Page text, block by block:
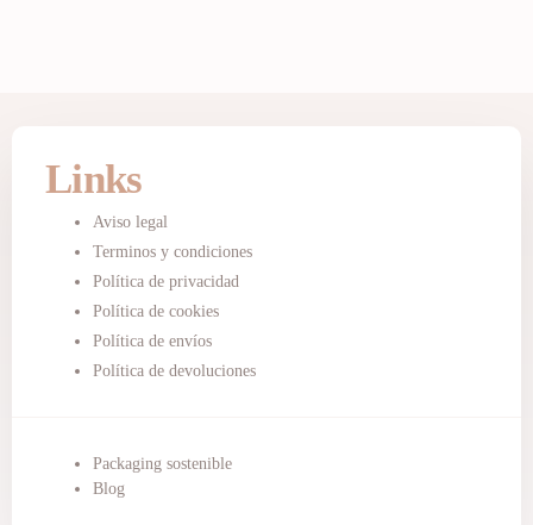
Links
Aviso legal
Terminos y condiciones
Política de privacidad
Política de cookies
Política de envíos
Política de devoluciones
Packaging sostenible
Blog